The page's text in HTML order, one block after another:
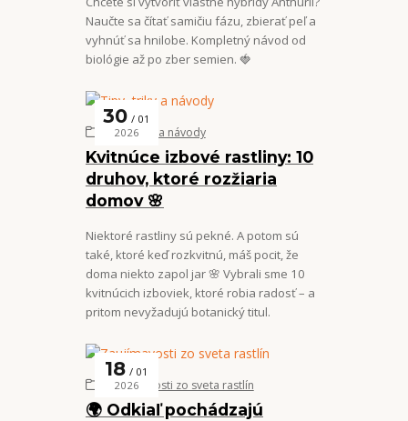
Naučte sa čítať samičiu fázu, zbierať peľ a
vyhnúť sa hnilobe. Kompletný návod od
biológie až po zber semien. 🍓
Kvitnúce izbové rastliny: 10
druhov, ktoré rozžiaria
domov 🌸
30
01
2026
Tipy, triky a návody
Niektoré rastliny sú pekné. A potom sú
také, ktoré keď rozkvitnú, máš pocit, že
doma niekto zapol jar 🌸 Vybrali sme 10
kvitnúcich izboviek, ktoré robia radosť – a
pritom nevyžadujú botanický titul.
🌍 Odkiaľ pochádzajú
18
01
2026
Zaujímavosti zo sveta rastlín